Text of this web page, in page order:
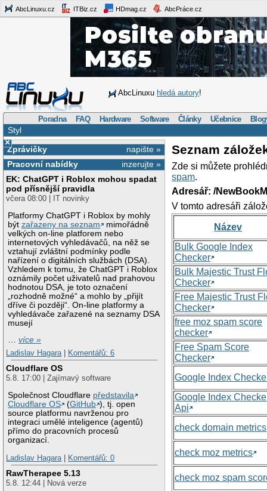
AbcLinuxu.cz ITBiz.cz HDmag.cz AbcPráce.cz
AbcLinuxu hledá autory!
Poradna FAQ Hardware Software Články Učebnice
Styl
×
napište »
Zprávičky
inzerujte »
Pracovní nabídky
EK: ChatGPT i Roblox mohou spadat
pod přísnější pravidla
včera 08:00 | IT novinky
Platformy ChatGPT i Roblox by mohly
býtzařazeny na seznam
mimořádně
velkých on-line platforem nebo
internetových vyhledávačů, na něž se
vztahují zvláštní podmínky podle
nařízení o digitálních službách (DSA).
Vzhledem k tomu, že ChatGPT i Roblox
oznámily počet uživatelů nad prahovou
hodnotou DSA, je toto označení
„rozhodně možné“ a mohlo by „přijít
dříve či později“. On-line platformy a
vyhledávače zařazené na seznamy DSA
musejí
…více »
Ladislav Hagara
Komentářů: 6
Cloudflare OS
5.8. 17:00 | Zajímavý software
Společnost Cloudflare představila
Cloudflare OS
(GitHub ), tj. open
source platformu navrženou pro
integraci umělé inteligence (agentů)
přímo do pracovních procesů
organizací.
Ladislav Hagara
Komentářů: 0
RawTherapee 5.13
5.8. 12:44 | Nová verze
Seznam
Zde si můžete
spam.
Adresář: /
V tomto adresáři
Název
Bulk Google Index
Checker
Bulk Majestic Trust
Checker
Free Majestic Trust
Checker
free moz spam score
checker
Free Spam Score
Checker
Google Index
Google Index
Api
check domain metrics
check moz metrics
check moz spam